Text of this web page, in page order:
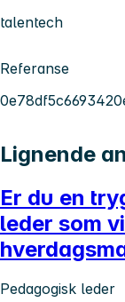
talentech
Referanse
Lignende
Er du en
leder som
Pedagogisk leder